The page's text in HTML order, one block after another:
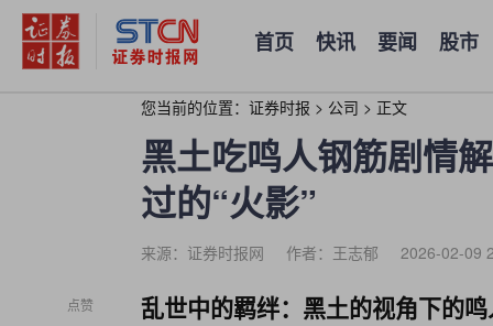
首页 快讯 要闻 股市
您当前的位置： 证券时报 > 公司 > 正文
黑土吃鸣人钢筋剧情
过的“火影”
来源：证券时报网 作者：王志郁 2026-02-09
点赞 乱世中的羁绊：黑土的视角下的